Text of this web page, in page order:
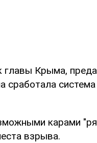
Крыма,
сработала
карами
взрыва.